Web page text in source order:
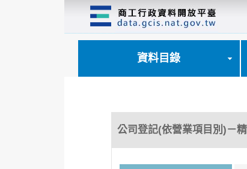
資料目錄
公司登記(依營業項目別)－